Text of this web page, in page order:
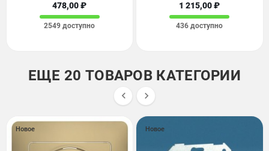
478,00 ₽
2549 доступно
1 215,00 ₽
436 доступно
ЕЩЕ 20 ТОВАРОВ КАТЕГОРИИ
 
Новое Новое